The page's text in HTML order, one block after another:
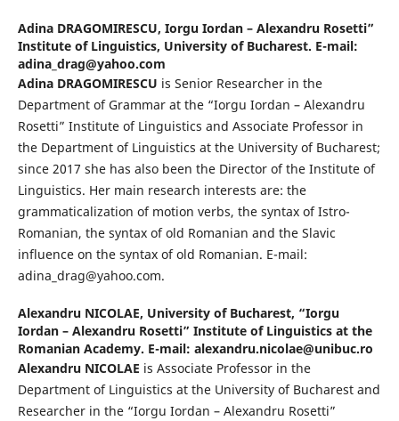
Adina DRAGOMIRESCU, Iorgu Iordan – Alexandru Rosetti”
Institute of Linguistics, University of Bucharest. E-mail:
adina_drag@yahoo.com
Adina DRAGOMIRESCU is Senior Researcher in the
Department of Grammar at the “Iorgu Iordan – Alexandru
Rosetti” Institute of Linguistics and Associate Professor in
the Department of Linguistics at the University of Bucharest;
since 2017 she has also been the Director of the Institute of
Linguistics. Her main research interests are: the
grammaticalization of motion verbs, the syntax of Istro-
Romanian, the syntax of old Romanian and the Slavic
influence on the syntax of old Romanian. E-mail:
adina_drag@yahoo.com.
Alexandru NICOLAE, University of Bucharest, “Iorgu
Iordan – Alexandru Rosetti” Institute of Linguistics at the
Romanian Academy. E-mail: alexandru.nicolae@unibuc.ro
Alexandru NICOLAE is Associate Professor in the
Department of Linguistics at the University of Bucharest and
Researcher in the “Iorgu Iordan – Alexandru Rosetti”